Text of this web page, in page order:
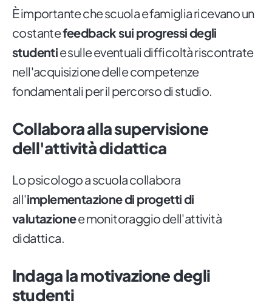
È importante che scuola e famiglia ricevano un
costantefeedback sui progressi degli
studentie sulle eventuali difficoltà riscontrate
nell'acquisizione delle competenze
fondamentali per il percorso di studio.
Collabora alla supervisione
dell'attività didattica
Lo psicologo a scuola collabora
all'implementazione di progetti di
valutazionee monitoraggio dell'attività
didattica.
Indaga la motivazione degli
studenti